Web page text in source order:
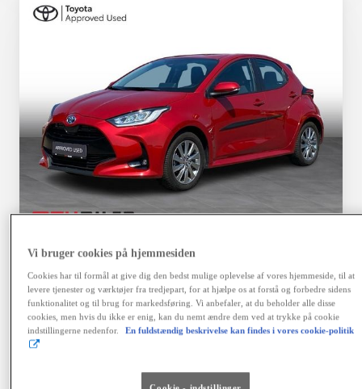
Toyota Yaris
Yaris 4A Hatchback 1.5 hybrid (116 hk) aut. gear Active -
Nykøbing Mors
HYBRID
43.000 km
Vi bruger cookies på hjemmesiden
Cookies har til formål at give dig den bedst mulige oplevelse af vores hjemmeside, til at
levere tjenester og værktøjer fra tredjepart, for at hjælpe os at forstå og forbedre sidens
funktionalitet og til brug for markedsføring. Vi anbefaler, at du beholder alle disse
cookies, men hvis du ikke er enig, kan du nemt ændre dem ved at trykke på cookie
indstillingerne nedenfor.
En fuldstændig beskrivelse kan findes i vores cookie-politik